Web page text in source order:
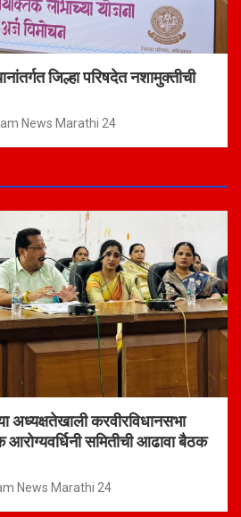
जिल्हा परिषदेत नशामुक्तीची
News Marathi 24
अध्यक्षतेखाली करवीरविधानसभा
आरोग्यवर्धिनी समितीची आढावा बैठक
News Marathi 24